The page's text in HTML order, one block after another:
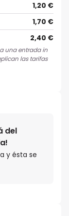
1,20 €
1,70 €
2,40 €
una entrada in
las tarifas
del
y ésta se